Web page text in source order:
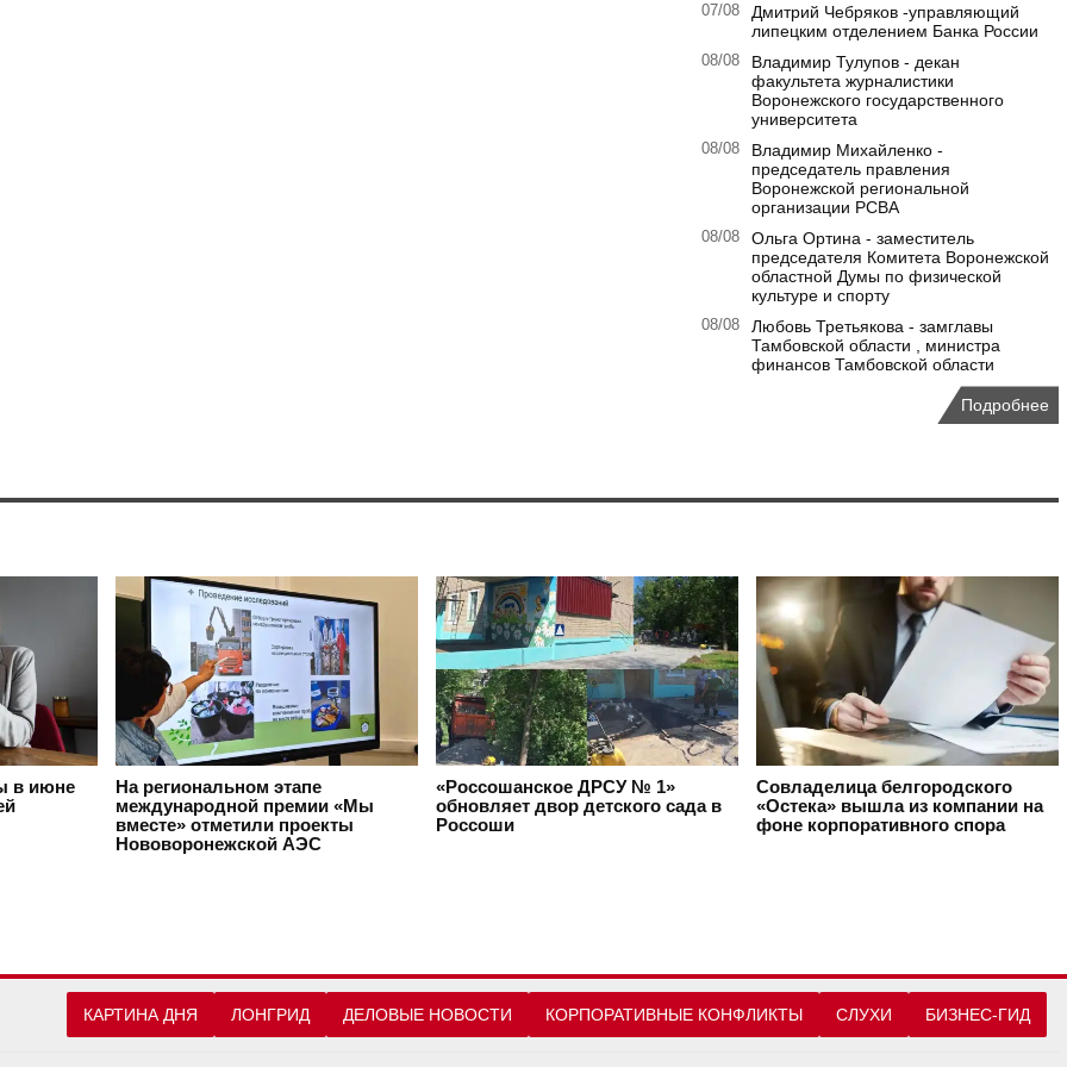
07/08
Дмитрий Чебряков -управляющий
липецким отделением Банка России
08/08
Владимир Тулупов - декан
факультета журналистики
Воронежского государственного
университета
08/08
Владимир Михайленко -
председатель правления
Воронежской региональной
организации РСВА
08/08
Ольга Ортина - заместитель
председателя Комитета Воронежской
областной Думы по физической
культуре и спорту
08/08
Любовь Третьякова - замглавы
Тамбовской области , министра
финансов Тамбовской области
Подробнее
в июне
На региональном этапе
международной премии «Мы
вместе» отметили проекты
Нововоронежской АЭС
«Россошанское ДРСУ № 1»
обновляет двор детского сада в
Россоши
Совладелица белгородского
«Остека» вышла из компании на
фоне корпоративного спора
КАРТИНА ДНЯ ЛОНГРИД ДЕЛОВЫЕ НОВОСТИ КОРПОРАТИВНЫЕ КОНФЛИКТЫ СЛУХИ БИЗНЕС-ГИД